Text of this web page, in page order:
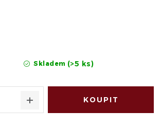
Skladem (>5 ks)